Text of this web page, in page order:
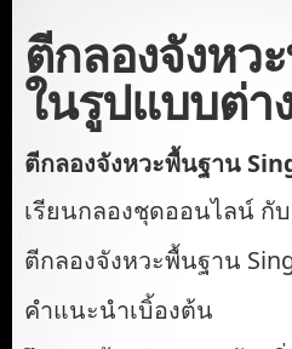
ตีกลองจังหว
ในรูปแบบต่า
ตีกลองจังหวะพื้นฐาน
เรียนกลองชุดออนไลน์ กั
ตีกลองจังหวะพื้นฐาน
คำแนะนำเบิ้องต้น